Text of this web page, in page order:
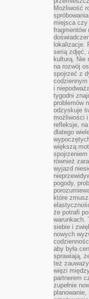
Możliwość
miejsca
fragmentów
lokalizacje.
serią zdjęć,
kulturą. Nie
na rozwój
spojrzeć z
i
tygodni
problemów
odzyskuje
możliwości
refleksje,
dlatego
większą
spojrzeniem
również
wyjazd
pogody,
które
że potrafi
warunkach.
siebie i
nowych
aby była
sprawiają,
też
więzi
partnerem
zupełnie